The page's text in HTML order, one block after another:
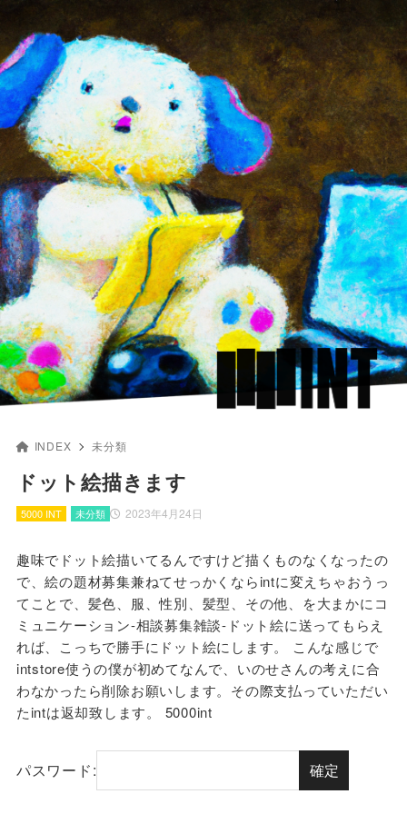
INDEX 未分類
ドット絵描きます
5000 INT 2023年4月24日
未分類
趣味でドット絵描いてるんですけど描くものなくなったの
で、絵の題材募集兼ねてせっかくならintに変えちゃおうっ
てことで、髪色、服、性別、髪型、その他、を大まかにコ
ミュニケーション-相談募集雑談-ドット絵に送ってもらえ
れば、こっちで勝手にドット絵にします。 こんな感じで
intstore使うの僕が初めてなんで、いのせさんの考えに合
わなかったら削除お願いします。その際支払っていただい
たintは返却致します。 5000int
パスワード: